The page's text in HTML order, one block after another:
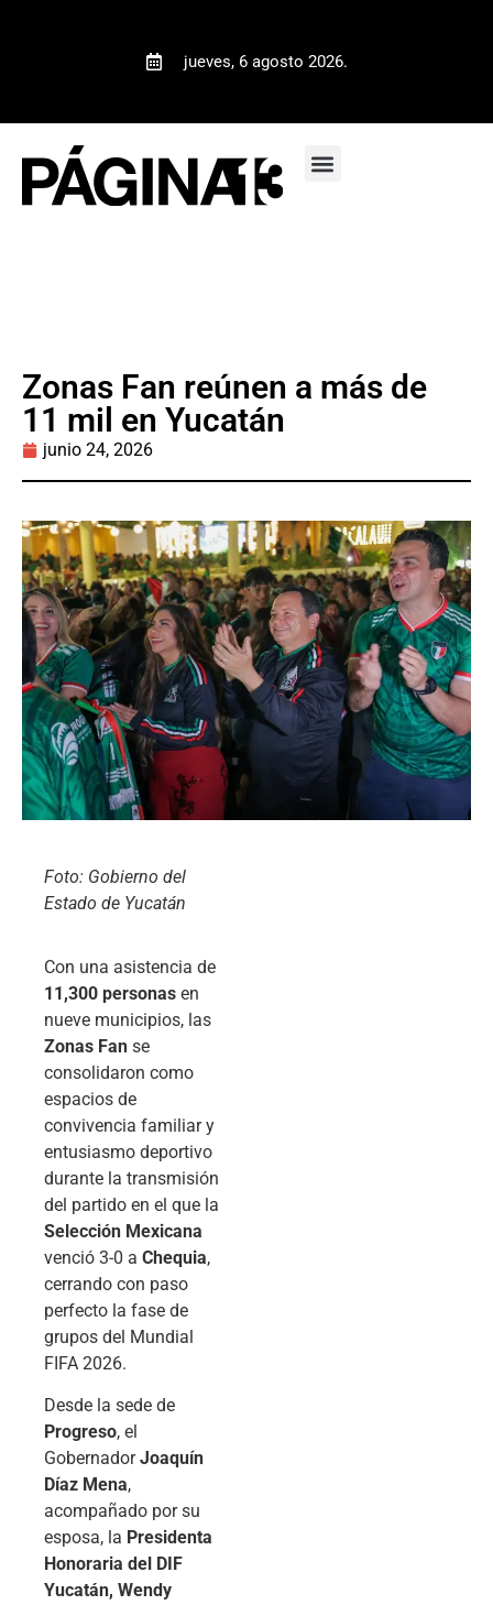
jueves, 6 agosto 2026.
Zonas Fan reúnen a más de
11 mil en Yucatán
junio 24, 2026
Foto: Gobierno del
Estado de Yucatán
Con una asistencia de
11,300 personas en
nueve municipios, las
Zonas Fan se
consolidaron como
espacios de
convivencia familiar y
entusiasmo deportivo
durante la transmisión
del partido en el que la
Selección Mexicana
venció 3-0 a Chequia,
cerrando con paso
perfecto la fase de
grupos del Mundial
FIFA 2026.
Desde la sede de
Progreso, el
GobernadorJoaquín
Díaz Mena,
acompañado por su
esposa, la Presidenta
Honoraria del DIF
Yucatán, Wendy